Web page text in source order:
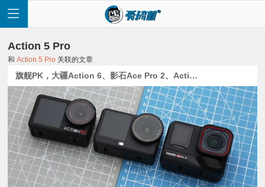
首
页
快
Action 5 Pro
和Action 5 Pro 关联的文章
旗舰PK，大疆Action 6、影石Ace Pro 2、Action 5 Pro画质横评